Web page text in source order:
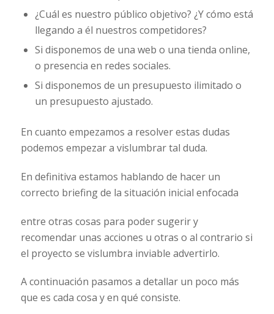
¿Cuál es nuestro público objetivo? ¿Y cómo está
llegando a él nuestros competidores?
Si disponemos de una web o una tienda online,
o presencia en redes sociales.
Si disponemos de un presupuesto ilimitado o
un presupuesto ajustado.
En cuanto empezamos a resolver estas dudas
podemos empezar a vislumbrar tal duda.
En definitiva estamos hablando de hacer un
correcto briefing de la situación inicial enfocada
entre otras cosas para poder sugerir y
recomendar unas acciones u otras o al contrario si
el proyecto se vislumbra inviable advertirlo.
A continuación pasamos a detallar un poco más
que es cada cosa y en qué consiste.